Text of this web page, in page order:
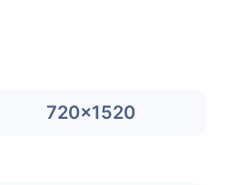
720x1520